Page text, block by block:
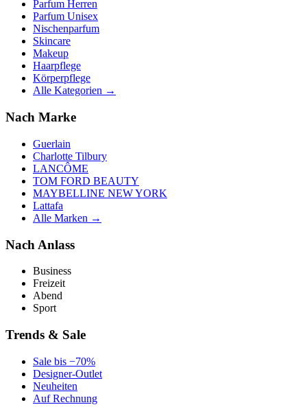
Parfum Herren
Parfum Unisex
Nischenparfum
Skincare
Makeup
Haarpflege
Körperpflege
Alle Kategorien →
Nach Marke
Guerlain
Charlotte Tilbury
LANCÔME
TOM FORD BEAUTY
MAYBELLINE NEW YORK
Lattafa
Alle Marken →
Nach Anlass
Business
Freizeit
Abend
Sport
Trends & Sale
Sale bis −70%
Designer-Outlet
Neuheiten
Auf Rechnung